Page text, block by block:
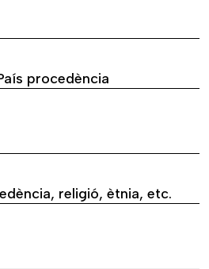
procedència
religió, ètnia, etc.